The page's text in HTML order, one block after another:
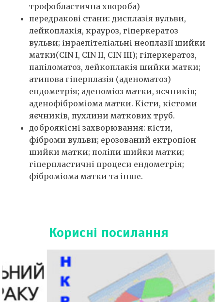
трофобластична хвороба)
передракові стани: дисплазія вульви,
лейкоплакія, крауроз, гіперкератоз
вульви; інраепітеліальні неоплазії шийки
матки(CIN I, CIN II, CIN III); гіперкератоз,
папіломатоз, лейкоплакія шийки матки;
атипова гіперплазія (аденоматоз)
ендометрія; аденоміоз матки, яєчників;
аденофіброміома матки. Кісти, кістоми
яєчників, пухлини маткових труб.
доброякісні захворювання: кісти,
фіброми вульви; ерозований ектропіон
шийки матки; поліпи шийки матки;
гіперпластичні процеси ендометрія;
фіброміома матки та інше.
Корисні посилання